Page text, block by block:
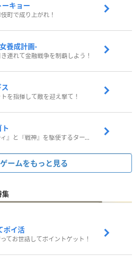
キョー
町で成り上がれ！
養成計画-
連れて金融戦争を制覇しよう！
を指揮して敵を迎え撃て！
武器の『アビリティ』と『戦神』を駆使するターン制コマンドバトルRPG！
ームをもっと見る
集
ポイ活
てお世話してポイントゲット！